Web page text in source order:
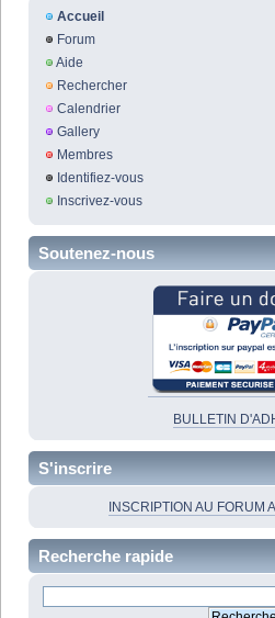
Accueil
Forum
Aide
Rechercher
Calendrier
Gallery
Membres
Identifiez-vous
Inscrivez-vous
Soutenez-nous
BULLETIN
S'inscrire
INSCRIPTION AU FORUM
Recherche rapide